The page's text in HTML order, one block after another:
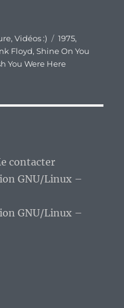
,Vidéos :) Étiquettes
1975,
Floyd,Shine On You
You Were Here
contacter
GNU/Linux –
GNU/Linux –